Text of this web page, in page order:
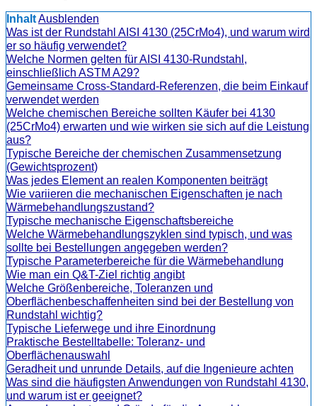
InhaltAusblenden
Was ist der Rundstahl AISI 4130 (25CrMo4), und warum wird
er so häufig verwendet?
Welche Normen gelten für AISI 4130-Rundstahl,
einschließlich ASTM A29?
Gemeinsame Cross-Standard-Referenzen, die beim Einkauf
verwendet werden
Welche chemischen Bereiche sollten Käufer bei 4130
(25CrMo4) erwarten und wie wirken sie sich auf die Leistung
aus?
Typische Bereiche der chemischen Zusammensetzung
(Gewichtsprozent)
Was jedes Element an realen Komponenten beiträgt
Wie variieren die mechanischen Eigenschaften je nach
Wärmebehandlungszustand?
Typische mechanische Eigenschaftsbereiche
Welche Wärmebehandlungszyklen sind typisch, und was
sollte bei Bestellungen angegeben werden?
Typische Parameterbereiche für die Wärmebehandlung
Wie man ein Q&T-Ziel richtig angibt
Welche Größenbereiche, Toleranzen und
Oberflächenbeschaffenheiten sind bei der Bestellung von
Rundstahl wichtig?
Typische Lieferwege und ihre Einordnung
Praktische Bestelltabelle: Toleranz- und
Oberflächenauswahl
Geradheit und unrunde Details, auf die Ingenieure achten
Was sind die häufigsten Anwendungen von Rundstahl 4130,
und warum ist er geeignet?